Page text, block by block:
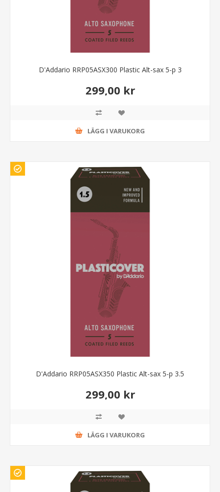
D'Addario RRP05ASX300 Plastic Alt-sax 5-p 3
299,00 kr
LÄGG I VARUKORG
D'Addario RRP05ASX350 Plastic Alt-sax 5-p 3.5
299,00 kr
LÄGG I VARUKORG